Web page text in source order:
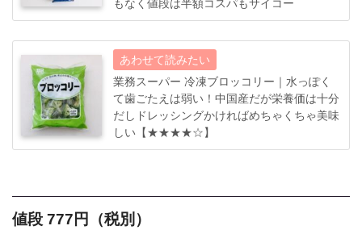
もなく値段は半額コスパもサイコー
業務スーパー 冷凍ブロッコリー｜水っぽく
て歯ごたえは弱い！中国産だが栄養価は十分
だしドレッシングかければめちゃくちゃ美味
しい【★★★★☆】
値段 777円（税別）